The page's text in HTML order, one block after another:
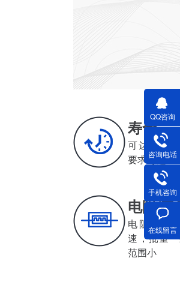
寿命
可达500-
要求可达
电阻/电
电阻电感值
速，批量
范围小
QQ咨询
咨询电话
手机咨询
在线留言